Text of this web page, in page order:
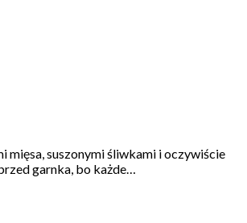
mięsa, suszonymi śliwkami i oczywiście
garnka, bo każde…